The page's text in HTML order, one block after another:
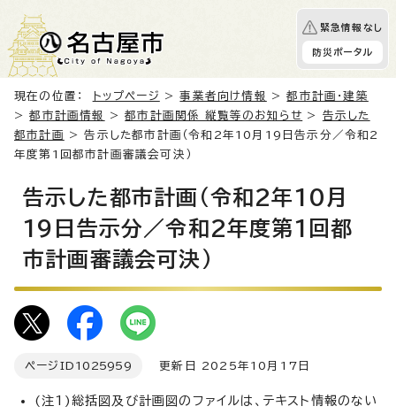
緊急情報なし
防災ポータル
現在の位置： トップページ >事業者向け情報 >都市計画・建築
>都市計画情報 >都市計画関係 縦覧等のお知らせ > 告示した
都市計画
> 告示した都市計画（令和2年10月19日告示分／令和2
年度第1回都市計画審議会可決）
告示した都市計画（令和2年10月
19日告示分／令和2年度第1回都
市計画審議会可決）
ページID 1025959 更新日 2025年10月17日
(注1)総括図及び計画図のファイルは、テキスト情報のない